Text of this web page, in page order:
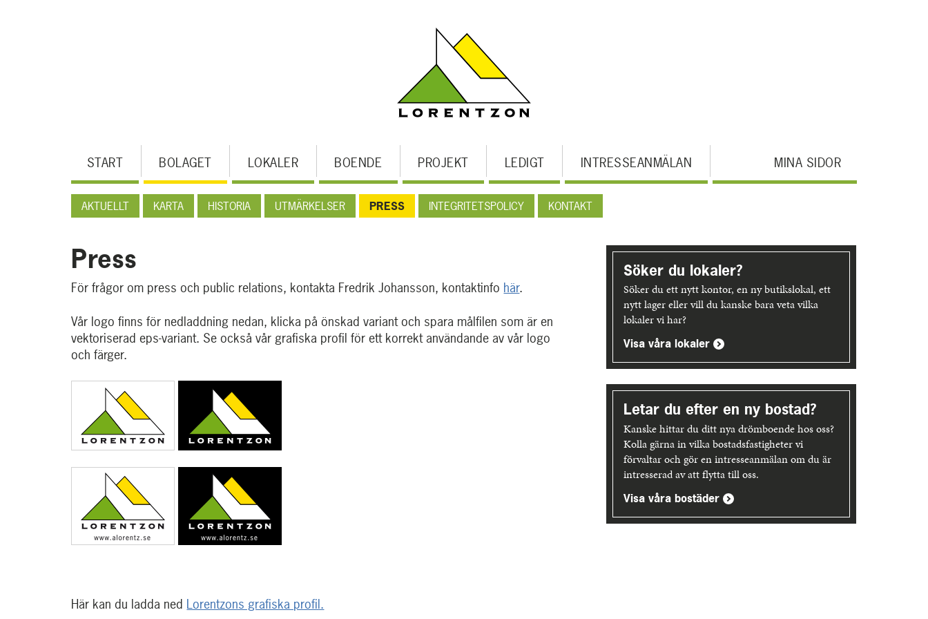
START
BOLAGET LOKALER BOENDE PROJEKT LEDIGT INTRESSEANMÄLAN MINA SIDOR
AKTUELLT KARTA HISTORIA UTMÄRKELSER PRESS INTEGRITETSPOLICY KONTAKT
Press
För frågor om press och public relations, kontakta Fredrik Johansson, kontaktinfo här.
Vår logo finns för nedladdning nedan, klicka på önskad variant och spara målfilen som är en
vektoriserad eps-variant. Se också vår grafiska profil för ett korrekt användande av vår logo
och färger.
Här kan du ladda ned Lorentzons grafiska profil.
Upptäck
merSöker du lokaler?
Söker du ett nytt kontor, en ny butikslokal, ett
nytt lager eller vill du kanske bara veta vilka
lokaler vi har?
Visa våra lokaler
Letar du efter en ny bostad?
Kanske hittar du ditt nya drömboende hos oss?
Kolla gärna in vilka bostadsfastigheter vi
förvaltar och gör en intresseanmälan om du är
intresserad av att flytta till oss.
Visa våra bostäder